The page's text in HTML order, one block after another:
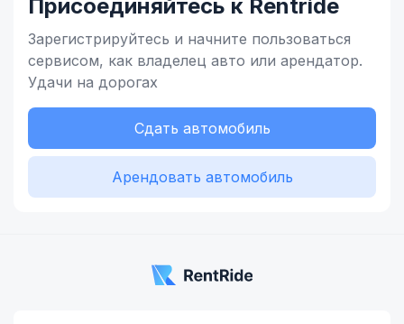
Присоединяйтесь к Rentride
Зарегистрируйтесь и начните пользоваться
сервисом, как владелец авто или арендатор.
Удачи на дорогах
Сдать автомобиль
Арендовать автомобиль